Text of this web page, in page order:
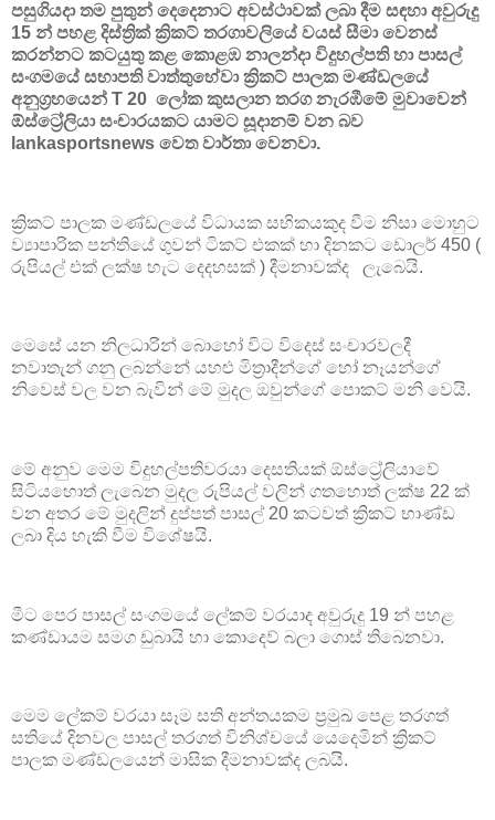
පසුගියදා තම පුතුන් දෙදෙනාට අවස්ථාවක් ලබා දීම සඳහා අවුරුදු
15 න් පහළ දිස්ත්‍රික් ක්‍රිකට් තරගාවලියේ වයස් සීමා වෙනස්
කරන්නට කටයුතු කළ කොළඹ නාලන්දා විදුහල්පති හා පාසල්
සංගමයේ සභාපති වාත්තුහේවා ක්‍රිකට් පාලක මණ්ඩලයේ
අනුග්‍රහයෙන් T 20 ලෝක කුසලාන තරග නැරඹීමේ මුවාවෙන්
ඕස්ට්‍රේලියා සංචාරයකට යාමට සූදානම් වන බව
lankasportsnews වෙත වාර්තා වෙනවා.
ක්‍රිකට් පාලක මණ්ඩලයේ විධායක සභිකයකුද වීම නිසා මොහුට
ව්‍යාපාරික පන්තියේ ගුවන් ටිකට් එකක් හා දිනකට ඩොලර් 450 (
රුපියල් එක් ලක්ෂ හැට දෙදහසක් ) දීමනාවක්ද ලැබෙයි.
මෙසේ යන නිලධාරින් බොහෝ විට විදෙස් සංචාරවලදී
නවාතැන් ගනු ලබන්නේ යහළු මිත්‍රාදීන්ගේ හෝ නෑයන්ගේ
නිවෙස් වල වන බැවින් මේ මුදල ඔවුන්ගේ පොකට් මනි වෙයි.
මේ අනුව මෙම විදුහල්පතිවරයා දෙසතියක් ඕස්ට්‍රේලියාවේ
සිටියහොත් ලැබෙන මුදල රුපියල් වලින් ගතහොත් ලක්ෂ 22 ක්
වන අතර මේ මුදලින් දුප්පත් පාසල් 20 කටවත් ක්‍රිකට් භාණ්ඩ
ලබා දිය හැකි වීම විශේෂයි.
මීට පෙර පාසල් සංගමයේ ලේකම් වරයාද අවුරුදු 19 න් පහළ
කණ්ඩායම සමග ඩුබායි හා කොදෙව් බලා ගොස් තිබෙනවා.
මෙම ලේකම් වරයා සෑම සති අන්තයකම ප්‍රමුඛ පෙළ තරගත්
සතියේ දිනවල පාසල් තරගත් විනිශ්චයේ යෙදෙමින් ක්‍රිකට්
පාලක මණ්ඩලයෙන් මාසික දීමනාවක්ද ලබයි.